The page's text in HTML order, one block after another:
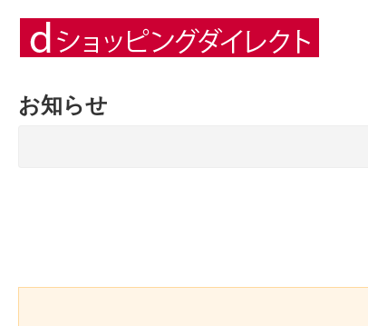
お知らせ